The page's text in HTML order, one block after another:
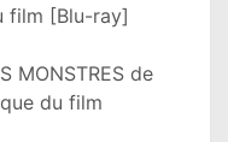
film [Blu-ray]
MONSTRES de
du film